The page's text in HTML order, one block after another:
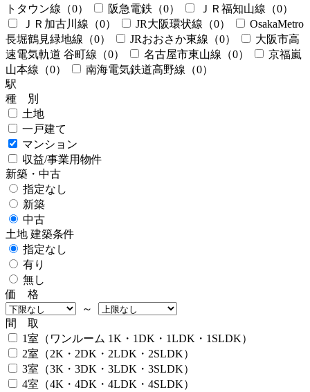
トタウン線 （0） 阪急電鉄 （0） ＪＲ福知山線 （0）
ＪＲ加古川線 （0） JR大阪環状線 （0）
OsakaMetro
長堀鶴見緑地線 （0） JRおおさか東線 （0）
大阪市高
速電気軌道 谷町線 （0） 名古屋市東山線 （0）
京福嵐
山本線 （0） 南海電気鉄道高野線 （0）
駅
種 別
土地
一戸建て
マンション
収益/事業用物件
新築・中古
指定なし
新築
中古
土地 建築条件
指定なし
有り
無し
価 格
～
間 取
1室（ワンルーム 1K・1DK・1LDK・1SLDK）
2室（2K・2DK・2LDK・2SLDK）
3室（3K・3DK・3LDK・3SLDK）
4室（4K・4DK・4LDK・4SLDK）